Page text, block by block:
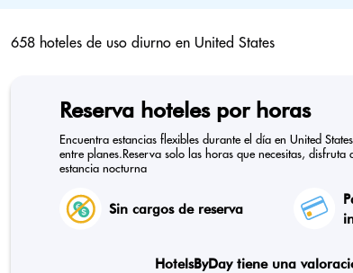
658 hoteles de uso diurno en United States
Reserva hoteles por horas
Encuentra estancias flexibles durante el día en United
entre planes.Reserva solo las horas que necesitas,
estancia nocturna
Sin cargos de reserva
HotelsByDay tiene una